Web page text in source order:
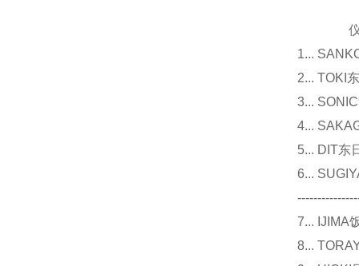
仪器
1...
2... TOKI
3...
4...
5... DIT东
6...
7... IJIMA
8...